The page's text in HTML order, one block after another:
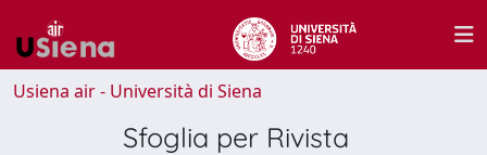
Usiena air - Università di Siena
Sfoglia per Rivista